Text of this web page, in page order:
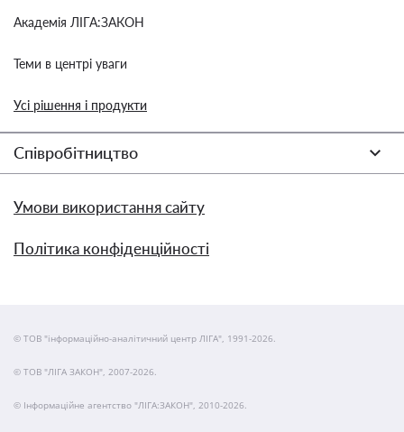
Академія ЛІГА:ЗАКОН
Теми в центрі уваги
Усі рішення і продукти
Співробітництво
Умови використання сайту
Політика конфіденційності
© ТОВ "інформаційно-аналітичний центр ЛІГА", 1991-2026.
© ТОВ "ЛІГА ЗАКОН", 2007-2026.
© Інформаційне агентство "ЛІГА:ЗАКОН", 2010-2026.